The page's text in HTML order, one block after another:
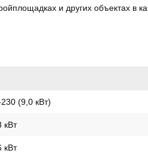
и других объектах в
(9,0 кВт)
кВт
кВт